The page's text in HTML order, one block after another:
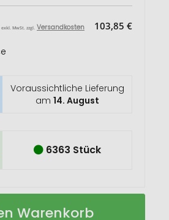
exkl. MwSt. zzgl. Versandkosten 103,85 €
Voraussichtliche Lieferung
am 14. August
6363 Stück
Warenkorb